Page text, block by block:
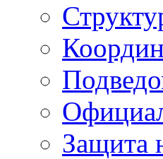
Защита